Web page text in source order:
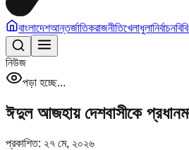
বাংলাদেশআন্তর্জাতিকরাজনীতিখেলাধুলানির্বাচন
নিউজ
পড়া হচ্ছে...
ঈদুল আজহায় দেশবাসীকে
প্রকাশিত: ২৭ মে, ২০২৬